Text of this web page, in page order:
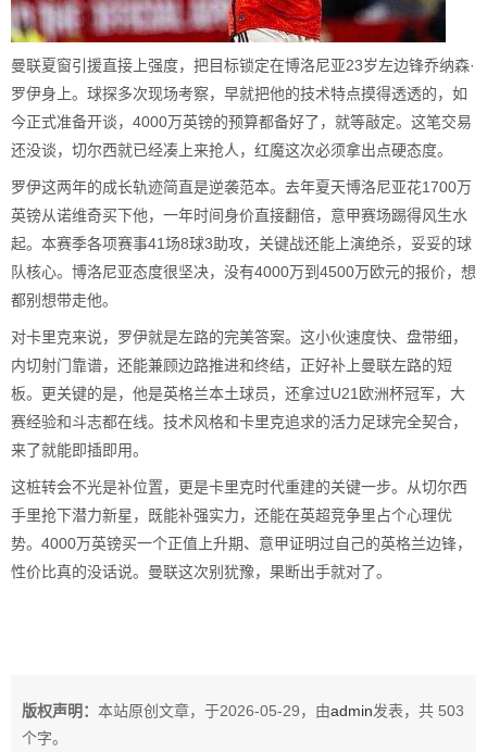
曼联夏窗引援直接上强度，把目标锁定在博洛尼亚23岁左边锋乔纳森·
罗伊身上。球探多次现场考察，早就把他的技术特点摸得透透的，如
今正式准备开谈，4000万英镑的预算都备好了，就等敲定。这笔交易
还没谈，切尔西就已经凑上来抢人，红魔这次必须拿出点硬态度。
罗伊这两年的成长轨迹简直是逆袭范本。去年夏天博洛尼亚花1700万
英镑从诺维奇买下他，一年时间身价直接翻倍，意甲赛场踢得风生水
起。本赛季各项赛事41场8球3助攻，关键战还能上演绝杀，妥妥的球
队核心。博洛尼亚态度很坚决，没有4000万到4500万欧元的报价，想
都别想带走他。
对卡里克来说，罗伊就是左路的完美答案。这小伙速度快、盘带细，
内切射门靠谱，还能兼顾边路推进和终结，正好补上曼联左路的短
板。更关键的是，他是英格兰本土球员，还拿过U21欧洲杯冠军，大
赛经验和斗志都在线。技术风格和卡里克追求的活力足球完全契合，
来了就能即插即用。
这桩转会不光是补位置，更是卡里克时代重建的关键一步。从切尔西
手里抢下潜力新星，既能补强实力，还能在英超竞争里占个心理优
势。4000万英镑买一个正值上升期、意甲证明过自己的英格兰边锋，
性价比真的没话说。曼联这次别犹豫，果断出手就对了。
版权声明： 本站原创文章，于2026-05-29，由admin发表，共 503
个字。